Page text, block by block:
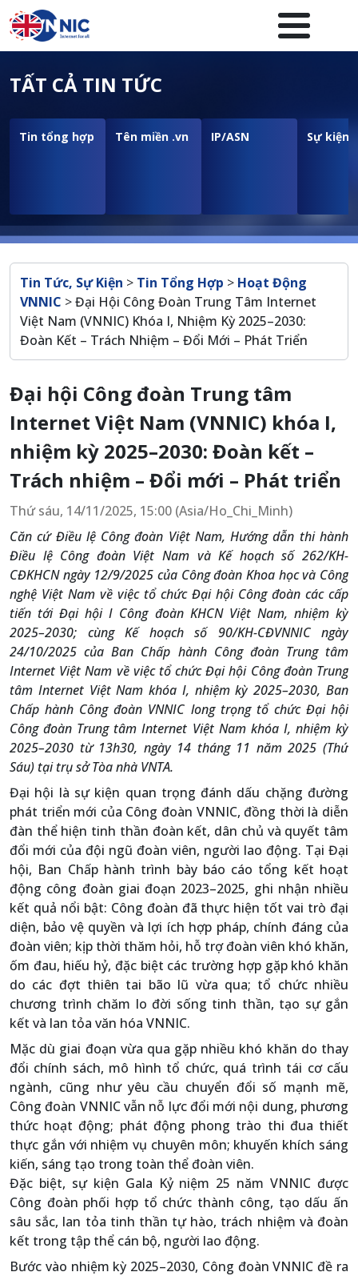
Nhảy đến nội dung
Menuheader của website
TẤT CẢ TIN TỨC
Tin tổng hợp Tên miền .vn IP/ASN Sự kiện
Breadcrumb
Tin Tức, Sự Kiện > Tin Tổng Hợp > Hoạt Động
VNNIC >Đại Hội Công Đoàn Trung Tâm Internet
Việt Nam (VNNIC) Khóa I, Nhiệm Kỳ 2025–2030:
Đoàn Kết – Trách Nhiệm – Đổi Mới – Phát Triển
Đại hội Công đoàn Trung tâm
Internet Việt Nam (VNNIC) khóa I,
nhiệm kỳ 2025–2030: Đoàn kết –
Trách nhiệm – Đổi mới – Phát triển
Thứ sáu, 14/11/2025, 15:00 (Asia/Ho_Chi_Minh)
Căn cứ Điều lệ Công đoàn Việt Nam, Hướng dẫn thi hành
Điều lệ Công đoàn Việt Nam và Kế hoạch số 262/KH-
CĐKHCN ngày 12/9/2025 của Công đoàn Khoa học và Công
nghệ Việt Nam về việc tổ chức Đại hội Công đoàn các cấp
tiến tới Đại hội I Công đoàn KHCN Việt Nam, nhiệm kỳ
2025–2030; cùng Kế hoạch số 90/KH-CĐVNNIC ngày
24/10/2025 của Ban Chấp hành Công đoàn Trung tâm
Internet Việt Nam về việc tổ chức Đại hội Công đoàn Trung
tâm Internet Việt Nam khóa I, nhiệm kỳ 2025–2030, Ban
Chấp hành Công đoàn VNNIC long trọng tổ chức Đại hội
Công đoàn Trung tâm Internet Việt Nam khóa I, nhiệm kỳ
2025–2030 từ 13h30, ngày 14 tháng 11 năm 2025 (Thứ
Sáu) tại trụ sở Tòa nhà VNTA.
Đại hội là sự kiện quan trọng đánh dấu chặng đường
phát triển mới của Công đoàn VNNIC, đồng thời là diễn
đàn thể hiện tinh thần đoàn kết, dân chủ và quyết tâm
đổi mới của đội ngũ đoàn viên, người lao động. Tại Đại
hội, Ban Chấp hành trình bày báo cáo tổng kết hoạt
động công đoàn giai đoạn 2023–2025, ghi nhận nhiều
kết quả nổi bật: Công đoàn đã thực hiện tốt vai trò đại
diện, bảo vệ quyền và lợi ích hợp pháp, chính đáng của
đoàn viên; kịp thời thăm hỏi, hỗ trợ đoàn viên khó khăn,
ốm đau, hiếu hỷ, đặc biệt các trường hợp gặp khó khăn
do các đợt thiên tai bão lũ vừa qua; tổ chức nhiều
chương trình chăm lo đời sống tinh thần, tạo sự gắn
kết và lan tỏa văn hóa VNNIC.
Mặc dù giai đoạn vừa qua gặp nhiều khó khăn do thay
đổi chính sách, mô hình tổ chức, quá trình tái cơ cấu
ngành, cũng như yêu cầu chuyển đổi số mạnh mẽ,
Công đoàn VNNIC vẫn nỗ lực đổi mới nội dung, phương
thức hoạt động; phát động phong trào thi đua thiết
thực gắn với nhiệm vụ chuyên môn; khuyến khích sáng
kiến, sáng tạo trong toàn thể đoàn viên.
Đặc biệt, sự kiện Gala Kỷ niệm 25 năm VNNIC được
Công đoàn phối hợp tổ chức thành công, tạo dấu ấn
sâu sắc, lan tỏa tinh thần tự hào, trách nhiệm và đoàn
kết trong tập thể cán bộ, người lao động.
Bước vào nhiệm kỳ 2025–2030, Công đoàn VNNIC đề ra